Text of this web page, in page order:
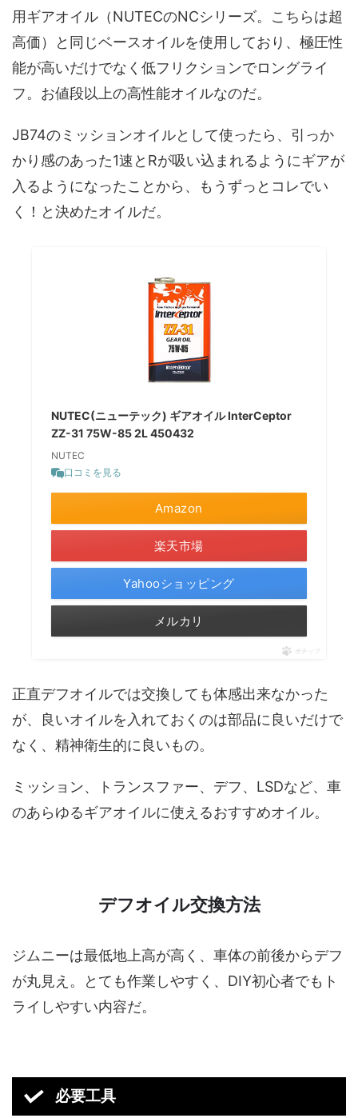
用ギアオイル（NUTECのNCシリーズ。こちらは超
高価）と同じベースオイルを使用しており、極圧性
能が高いだけでなく低フリクションでロングライ
フ。お値段以上の高性能オイルなのだ。
JB74のミッションオイルとして使ったら、引っか
かり感のあった1速とRが吸い込まれるようにギアが
入るようになったことから、もうずっとコレでい
く！と決めたオイルだ。
NUTEC(ニューテック) ギアオイル InterCeptor
ZZ-31 75W-85 2L 450432
NUTEC
口コミを見る
Amazon
楽天市場
Yahooショッピング
メルカリ
ポチップ
正直デフオイルでは交換しても体感出来なかった
が、良いオイルを入れておくのは部品に良いだけで
なく、精神衛生的に良いもの。
ミッション、トランスファー、デフ、LSDなど、車
のあらゆるギアオイルに使えるおすすめオイル。
デフオイル交換方法
ジムニーは最低地上高が高く、車体の前後からデフ
が丸見え。とても作業しやすく、DIY初心者でもト
ライしやすい内容だ。
必要工具